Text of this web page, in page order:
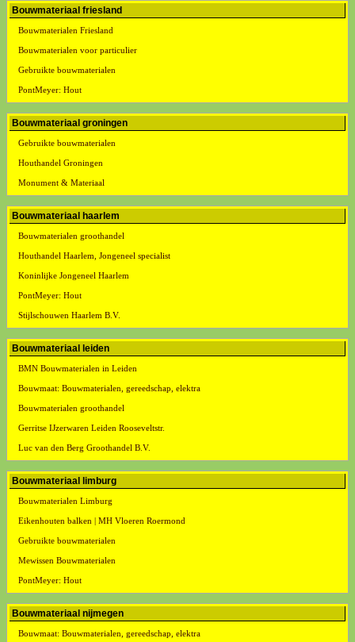
Bouwmateriaal friesland
Bouwmaterialen Friesland
Bouwmaterialen voor particulier
Gebruikte bouwmaterialen
PontMeyer: Hout
Bouwmateriaal groningen
Gebruikte bouwmaterialen
Houthandel Groningen
Monument & Materiaal
Bouwmateriaal haarlem
Bouwmaterialen groothandel
Houthandel Haarlem, Jongeneel specialist
Koninlijke Jongeneel Haarlem
PontMeyer: Hout
Stijlschouwen Haarlem B.V.
Bouwmateriaal leiden
BMN Bouwmaterialen in Leiden
Bouwmaat: Bouwmaterialen, gereedschap, elektra
Bouwmaterialen groothandel
Gerritse IJzerwaren Leiden Rooseveltstr.
Luc van den Berg Groothandel B.V.
Bouwmateriaal limburg
Bouwmaterialen Limburg
Eikenhouten balken | MH Vloeren Roermond
Gebruikte bouwmaterialen
Mewissen Bouwmaterialen
PontMeyer: Hout
Bouwmateriaal nijmegen
Bouwmaat: Bouwmaterialen, gereedschap, elektra